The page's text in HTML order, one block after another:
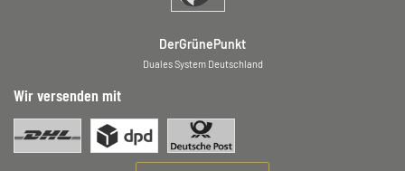
DerGrünePunkt
Duales System Deutschland
Wir versenden mit